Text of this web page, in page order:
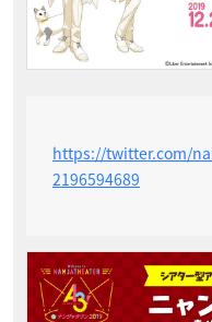
https://twitter.com/
2196594689